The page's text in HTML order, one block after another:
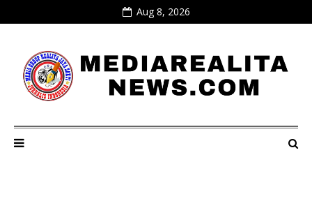
Aug 8, 2026